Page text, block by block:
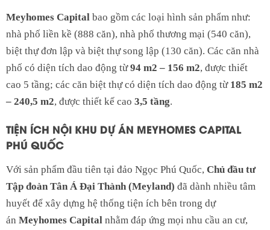
Meyhomes Capital bao gồm các loại hình sản phẩm như:
nhà phố liền kề (888 căn), nhà phố thương mại (540 căn),
biệt thự đơn lập và biệt thự song lập (130 căn). Các căn nhà
phố có diện tích dao động từ94 m2 – 156 m2, được thiết
cao 5 tầng; các căn biệt thự có diện tích dao động từ 185 m2
– 240,5 m2, được thiết kế cao 3,5 tầng.
TIỆN ÍCH NỘI KHU DỰ ÁN MEYHOMES CAPITAL
PHÚ QUỐC
Với sản phẩm đầu tiên tại đảo Ngọc Phú Quốc, Chủ đầu tư
Tập đoàn Tân Á Đại Thành (Meyland) đã dành nhiều tâm
huyết để xây dựng hệ thống tiện ích bên trong dự
án Meyhomes Capital nhằm đáp ứng mọi nhu cầu an cư,